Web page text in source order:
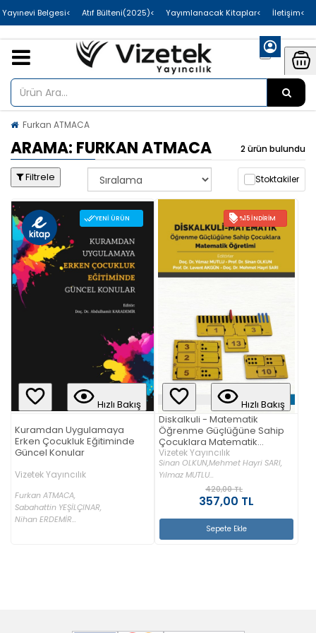
>İletişim
>Yayımlanacak Kitaplar
>Atıf Bülteni(2025)
>Uluslararası Yayınevi Belgesi
Furkan ATMACA
ARAMA: FURKAN ATMACA 2 ürün bulundu
Filtrele Stoktakiler
YENI ÜRÜN
Hızlı Bakış
Kuramdan Uygulamaya
Erken Çocukluk Eğitiminde
Güncel Konular
Vizetek Yayıncılık
Furkan ATMACA,
Sabahattin YEŞİLÇINAR,
Nihan ERDEMİR...
%15 İNDIRIM
Hızlı Bakış
Diskalkuli - Matematik
Öğrenme Güçlüğüne Sahip
Çocuklara Matematik
Öğretimi
Vizetek Yayıncılık
Sinan OLKUN,Mehmet Hayri SARI,
Yılmaz MUTLU...
420,00 TL
357,00 TL
Sepete Ekle